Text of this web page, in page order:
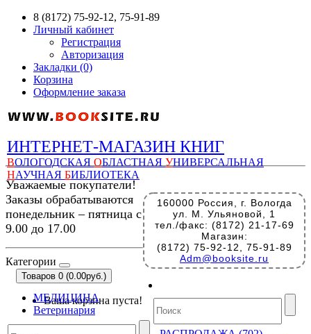
8 (8172) 75-92-12, 75-91-89
Личный кабинет
Регистрация
Авторизация
Закладки (0)
Корзина
Оформление заказа
ИНТЕРНЕТ-МАГАЗИН КНИГ
ВОЛОГОДСКАЯ ОБЛАСТНАЯ УНИВЕРСАЛЬНАЯ
НАУЧНАЯ БИБЛИОТЕКА
160000 Россия, г. Вологда
ул. М. Ульяновой, 1
тел./факс: (8172) 21-17-69
Магазин:
(8172) 75-92-12, 75-91-89
Adm@booksite.ru
Уважаемые покупатели!
Заказы обрабатываются
понедельник – пятница с
9.00 до 17.00
Категории
Товаров 0 (0.00руб.)
Ваша корзина пуста!
МЕДИЦИНА
Ветеринария